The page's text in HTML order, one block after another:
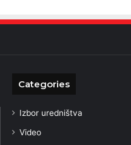
Categories
Izbor uredništva
Video